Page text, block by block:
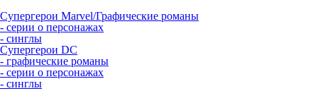
Супергерои Marvel/Графические романы
- серии о персонажах
- синглы
Супергерои DC
- графические романы
- серии о персонажах
- синглы